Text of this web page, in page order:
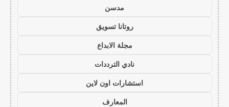
مدسن
روتانا تسويق
مجلة الابداع
نادي الترددات
استشارات اون لاين
المعارف